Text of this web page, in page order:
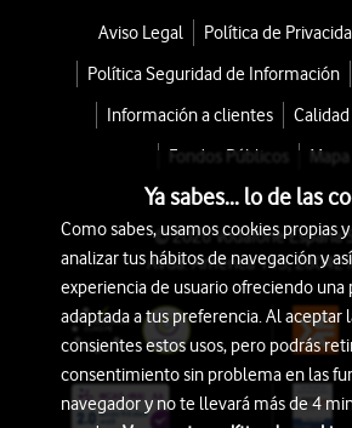
Aviso Legal
Política de
Política Seguridad de Información
Información a clientes
Fondos Públicos
Mapa
© 2026 Vodafone España
Avda. América 115, 28042
Ya sabes... lo de las
Como sabes, usamos cookies propias
analizar tus hábitos de navegación y
experiencia de usuario ofreciendo una
adaptada a tus preferencia. Al aceptar
consientes estos usos, pero podrás
consentimiento sin problema en las
navegador y no te llevará más de 4